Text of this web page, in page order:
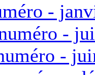
-
-
-